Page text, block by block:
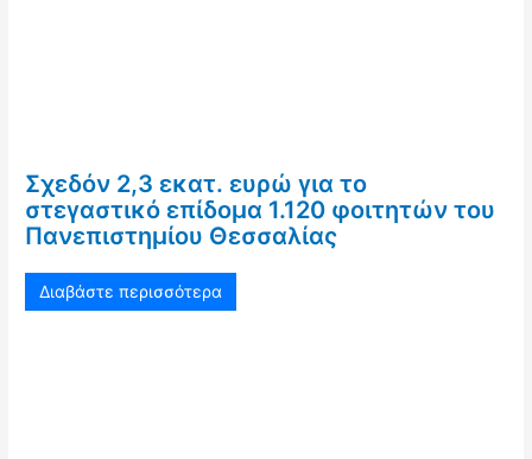
Σχεδόν 2,3 εκατ. ευρώ για το
στεγαστικό επίδομα 1.120 φοιτητών του
Πανεπιστημίου Θεσσαλίας
Διαβάστε περισσότερα